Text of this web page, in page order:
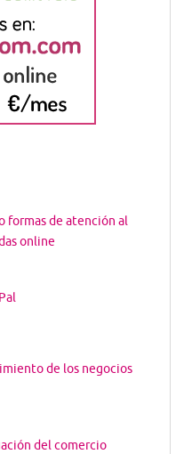
formas de atención al
online
de los negocios
del comercio